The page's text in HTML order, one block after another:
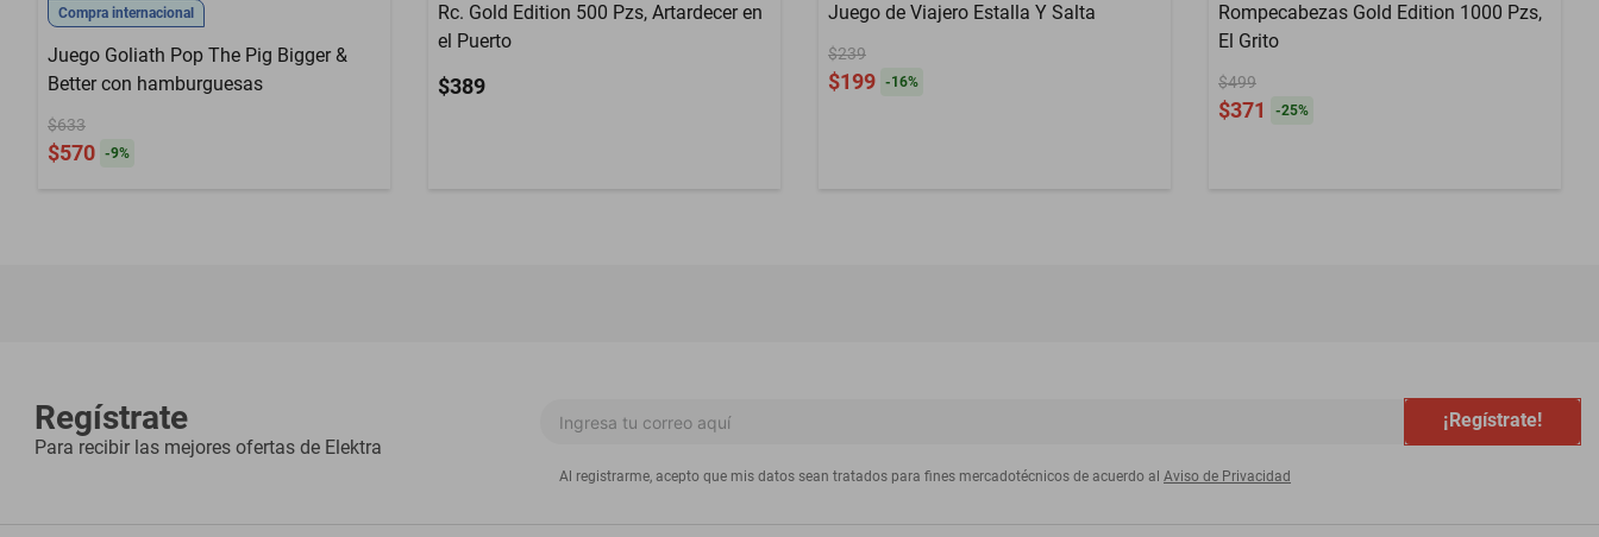
Compra internacional
Juego Goliath Pop The Pig Bigger &
Better con hamburguesas
$633
$570 -9%
Rc. Gold Edition 500 Pzs, Artardecer en
el Puerto
$389
Juego de Viajero Estalla Y Salta
$239
$199 -16%
Rompecabezas Gold Edition 1000 Pzs,
El Grito
$499
$371 -25%
Regístrate
Para recibir las mejores ofertas de Elektra
¡Regístrate!
Al registrarme, acepto que mis datos sean tratados para fines mercadotécnicos de acuerdo al Aviso de Privacidad